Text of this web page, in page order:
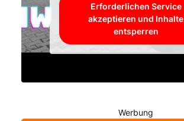
Erforderlichen Service
akzeptieren und Inhalte
entsperren
Werbung